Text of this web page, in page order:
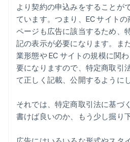
より契約の申込みをすることが
ています。つまり、EC サイト
ページも広告に該当するため、
記の表示が必要になります。ま
業形態や EC サイトの規模に関
要になりますので、特定商取引
て正しく記載、公開するように
それでは、特定商取引法に基づ
書けば良いのか、もう少し掘り